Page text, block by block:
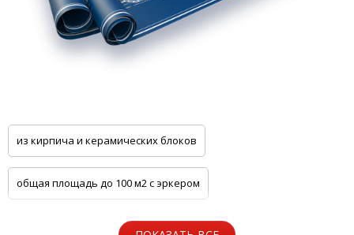
из кирпича и керамических блоков
общая площадь до 100 м2 с эркером
общая площадь до 100 м2 с цоколем